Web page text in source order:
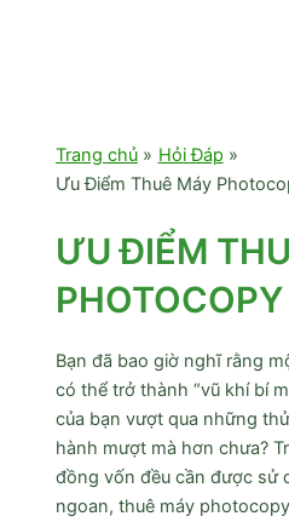
Trang chủ
Hỏi Đáp
Ưu Điểm Thuê Máy
ƯU ĐIỂM
PHOTOCOPY
Bạn đã bao giờ nghĩ rằng
có thể trở thành “vũ khí bí
của bạn vượt qua những
hành mượt mà hơn chưa?
đồng vốn đều cần được sử
ngoan, thuê máy